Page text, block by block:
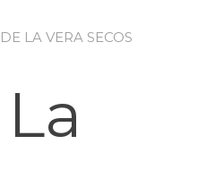
LA VERA SECOS